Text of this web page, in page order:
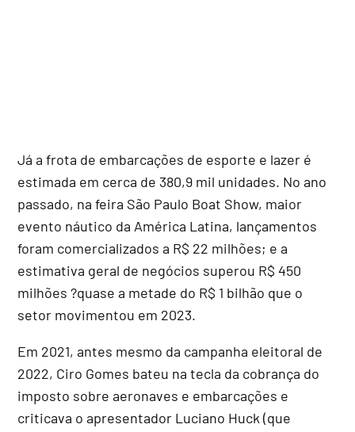
Já a frota de embarcações de esporte e lazer é
estimada em cerca de 380,9 mil unidades. No ano
passado, na feira São Paulo Boat Show, maior
evento náutico da América Latina, lançamentos
foram comercializados a R$ 22 milhões; e a
estimativa geral de negócios superou R$ 450
milhões ?quase a metade do R$ 1 bilhão que o
setor movimentou em 2023.
Em 2021, antes mesmo da campanha eleitoral de
2022, Ciro Gomes bateu na tecla da cobrança do
imposto sobre aeronaves e embarcações e
criticava o apresentador Luciano Huck (que